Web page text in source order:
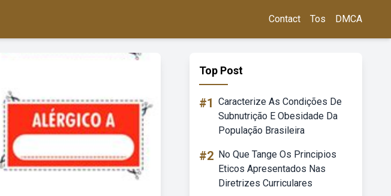
Contact Tos DMCA
Top Post
#1 Caracterize As Condições De
Subnutrição E Obesidade Da
População Brasileira
#2 No Que Tange Os Principios
Eticos Apresentados Nas
Diretrizes Curriculares